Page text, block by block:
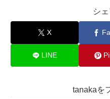
シ
X
LINE
tanakaを